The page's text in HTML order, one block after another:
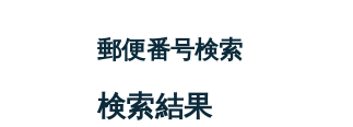
郵便番号検索
検索結果